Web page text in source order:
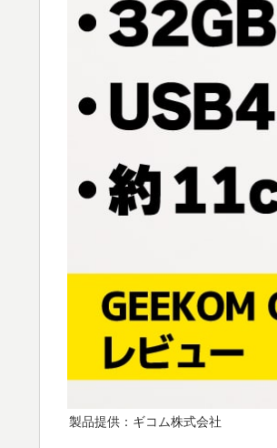
製品提供：ギコム株式会社